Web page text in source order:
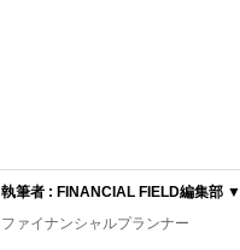
執筆者 : FINANCIAL FIELD編集部 ▼
ファイナンシャルプランナー